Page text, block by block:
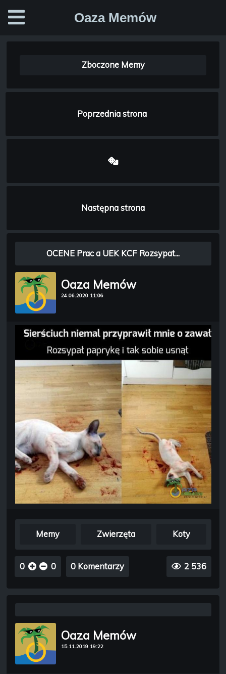
Oaza Memów
Zboczone Memy
Poprzednia strona
Następna strona
Oaza Memów
24.06.2020 11:06
OCENE Prac a UEK KCF Rozsypat...
Memy Zwierzęta Koty
0 0 0 Komentarzy 2 536
Oaza Memów
15.11.2019 19:22